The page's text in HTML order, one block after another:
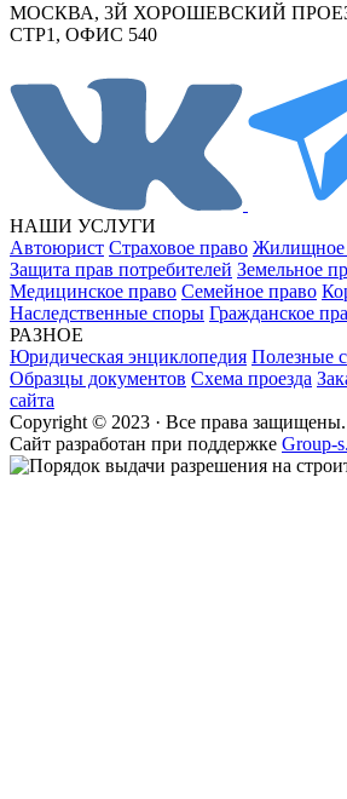
МОСКВА, 3Й ХОРОШЕВСКИЙ
СТР1, ОФИС 540
НАШИ УСЛУГИ
Автоюрист Страховое право Жилищное
Защита прав потребителей Земельное
Медицинское право Семейное право
Наследственные споры Гражданское
РАЗНОЕ
Юридическая энциклопедия Полезные
Образцы документов Схема проезда
сайта
Copyright © 2023 · Все права защищены.
Cайт разработан при поддержке Group-